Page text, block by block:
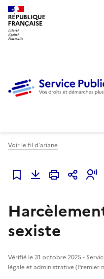
RÉPUBLIQUE
FRANÇAISE
Voir le fil d'ariane
Ajouter à mes favoris
sexiste
Vérifié le 31 octobre 2025 -
légale et administrative (Premier